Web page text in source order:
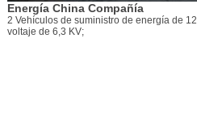
Compañía
suministro de energía de 1200KW, chasis